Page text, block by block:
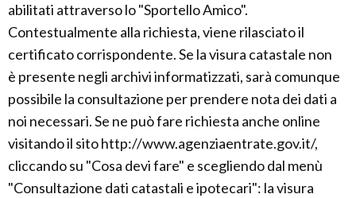
abilitati attraverso lo "Sportello Amico".
Contestualmente alla richiesta, viene rilasciato il
certificato corrispondente. Se la visura catastale non
è presente negli archivi informatizzati, sarà comunque
possibile la consultazione per prendere nota dei dati a
noi necessari. Se ne può fare richiesta anche online
visitando il sito http://www.agenziaentrate.gov.it/,
cliccando su "Cosa devi fare" e scegliendo dal menù
"Consultazione dati catastali e ipotecari": la visura